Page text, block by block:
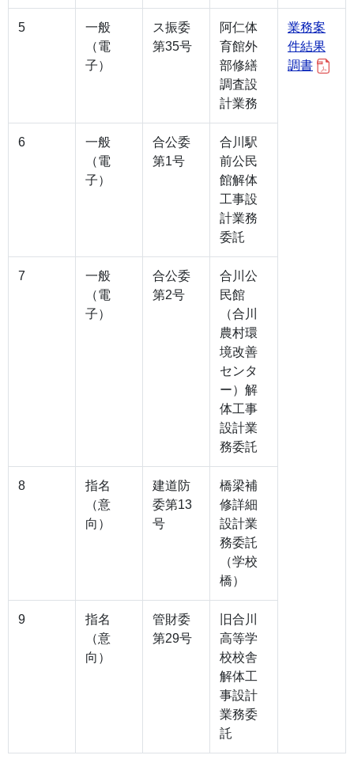
5
一般
（電
子）
ス振委
第35号
阿仁体
育館外
部修繕
調査設
計業務
業務案
件結果
調書
6
一般
（電
子）
合公委
第1号
合川駅
前公民
館解体
工事設
計業務
委託
7
一般
（電
子）
合公委
第2号
合川公
民館
（合川
農村環
境改善
センタ
ー）解
体工事
設計業
務委託
8
指名
（意
向）
建道防
委第13
号
橋梁補
修詳細
設計業
務委託
（学校
橋）
9
指名
（意
向）
管財委
第29号
旧合川
高等学
校校舎
解体工
事設計
業務委
託